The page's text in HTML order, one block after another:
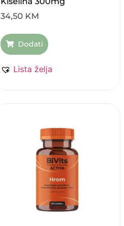
34,50 KM
Dodati
Lista želja